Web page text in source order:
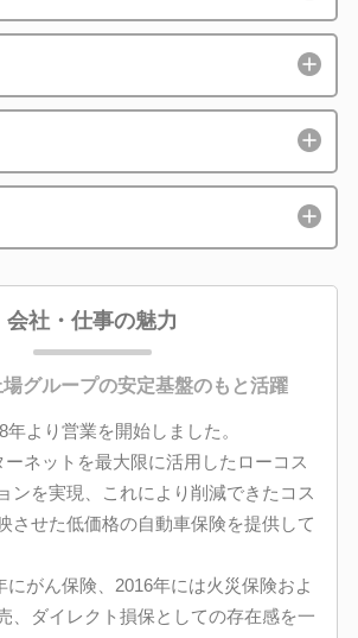
会社・仕事の魅力
グループの安定基盤のもと活躍
より営業を開始しました。
ネットを最大限に活用したローコス
ンを実現、これにより削減できたコス
させた低価格の自動車保険を提供して
にがん保険、2016年には火災保険およ
、ダイレクト損保としての存在感を一